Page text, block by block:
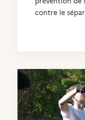
contre le